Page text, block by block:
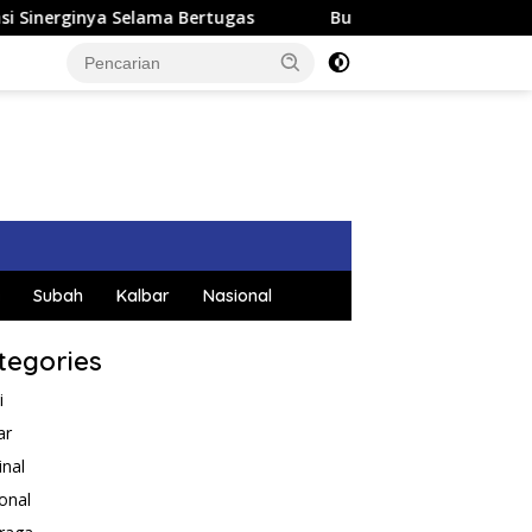
Bertugas Bupati Satono Ikuti Kegiatan Hight
Subah Kalbar Nasional